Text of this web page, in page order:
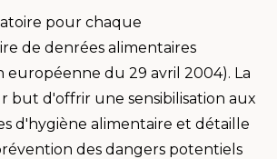
pour chaque
de denrées alimentaires
du 29 avril 2004). La
but d'offrir une sensibilisation aux
d'hygiène alimentaire et détaille
des dangers potentiels